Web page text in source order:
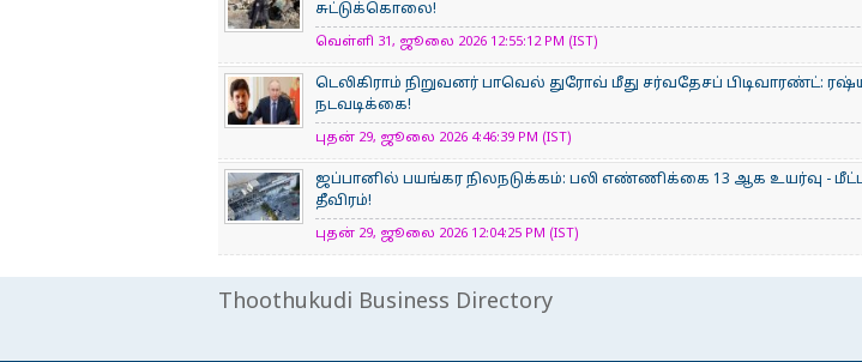
சுட்டுக்கொலை!
வெள்ளி 31, ஜூலை 2026 12:55:12 PM (IST)
டெலிகிராம் நிறுவனர் பாவெல் துரோவ் மீது சர்வதேசப் பிடிவாரண்ட்:
நடவடிக்கை!
புதன் 29, ஜூலை 2026 4:46:39 PM (IST)
ஜப்பானில் பயங்கர நிலநடுக்கம்: பலி எண்ணிக்கை 13 ஆக உயர்வு -
தீவிரம்!
புதன் 29, ஜூலை 2026 12:04:25 PM (IST)
Thoothukudi Business Directory